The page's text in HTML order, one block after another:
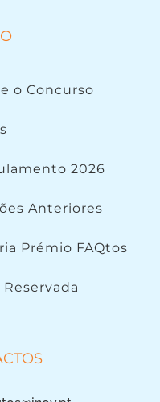
o Concurso
2026
Anteriores
Prémio FAQtos
Reservada